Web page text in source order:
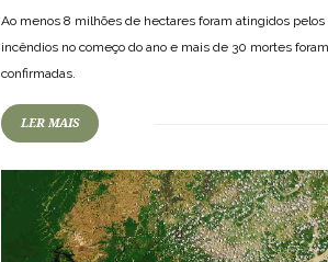
Ao menos 8 milhões de hectares foram atingidos pelos
incêndios no começo do ano e mais de 30 mortes foram
confirmadas.
LER MAIS